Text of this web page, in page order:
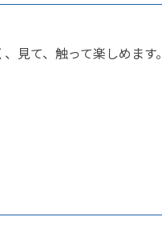
見て、触って楽しめます